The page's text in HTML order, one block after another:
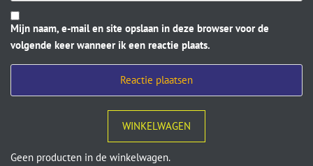
Mijn naam, e-mail en site opslaan in deze browser voor de
volgende keer wanneer ik een reactie plaats.
WINKELWAGEN
Geen producten in de winkelwagen.